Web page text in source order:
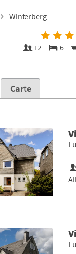
Winterberg
12 6
Carte